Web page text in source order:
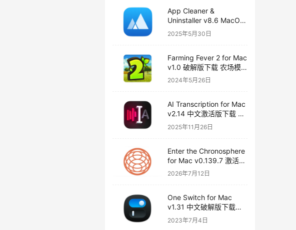
App Cleaner &
Uninstaller v8.6 MacOS
永久破解版下载
2025年5月30日
Farming Fever 2 for Mac
v1.0 破解版下载 农场模
拟游戏
2024年5月26日
AI Transcription for Mac
v2.14 中文激活版下载 音
频转换文本
2025年11月26日
Enter the Chronosphere
for Mac v0.139.7 激活版
下载 超时空地牢
2026年7月12日
One Switch for Mac
v1.31 中文破解版下载
crack
2023年7月4日